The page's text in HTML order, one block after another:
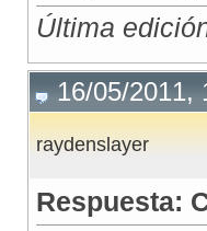
Última
16/05/2011,
raydenslayer
Respuesta: